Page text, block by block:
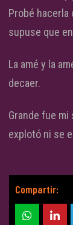
Probé
supuse que
La amé y la
decaer.
Grande fue
explotó ni se
Compartir: